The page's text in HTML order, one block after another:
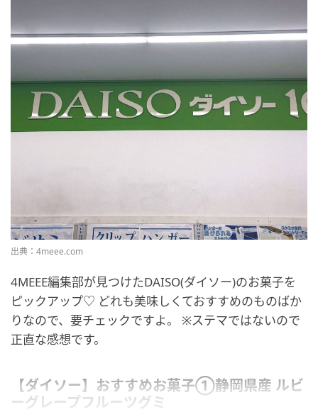
出典：4meee.com
4MEEE編集部が見つけたDAISO(ダイソー)のお菓子を
ピックアップ♡ どれも美味しくておすすめのものばか
りなので、要チェックですよ。 ※ステマではないので
正直な感想です。
【ダイソー】おすすめお菓子①静岡県産 ルビ
ーグレープフルーツグミ